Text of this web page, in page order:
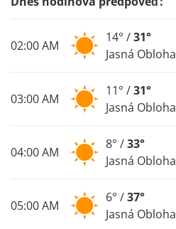
02:00 AM
14° /31°
Jasná Obloha
03:00 AM
11° /31°
Jasná Obloha
04:00 AM
8° /33°
Jasná Obloha
05:00 AM
6° /37°
Jasná Obloha